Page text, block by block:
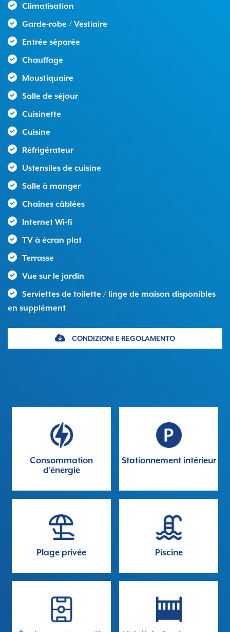
Climatisation
Garde-robe / Vestiaire
Entrée séparée
Chauffage
Moustiquaire
Salle de séjour
Cuisinette
Cuisine
Réfrigérateur
Ustensiles de cuisine
Salle à manger
Chaînes câblées
Internet Wi-fi
TV à écran plat
Terrasse
Vue sur le jardin
Serviettes de toilette / linge de maison disponibles
en supplément
CONDIZIONI E REGOLAMENTO
Consommation
d'énergie
Stationnement intérieur
Plage privée Piscine